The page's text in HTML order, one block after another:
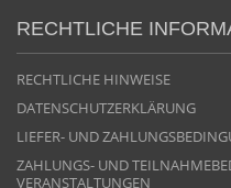
RECHTLICHE
RECHTLICHE HINWEISE
DATENSCHUTZERKLÄRUNG
LIEFER- UND
ZAHLUNGS- UND
VERANSTALTUNGEN